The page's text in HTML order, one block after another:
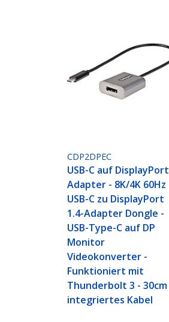
CDP2DPEC
USB-C auf DisplayPort
Adapter - 8K/4K 60Hz
USB-C zu DisplayPort
1.4-Adapter Dongle -
USB-Type-C auf DP
Monitor
Videokonverter -
Funktioniert mit
Thunderbolt 3 - 30cm
integriertes Kabel